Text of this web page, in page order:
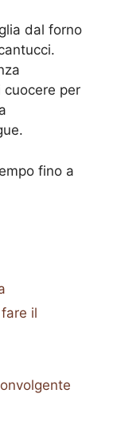
dal forno
cuocere per
fino a
il